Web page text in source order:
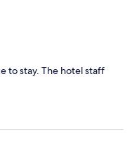
to stay. The hotel staff